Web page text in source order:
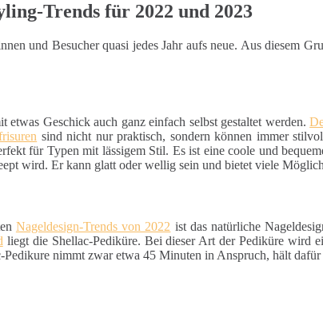
Trends für 2022 und 2023
und Besucher quasi jedes Jahr aufs neue. Aus diesem
Geschick auch ganz einfach selbst gestaltet werden.
sind nicht nur praktisch, sondern können immer
für Typen mit lässigem Stil. Es ist eine coole und
wird. Er kann glatt oder wellig sein und bietet viele
Nageldesign-Trends von 2022 ist das natürliche
liegt die Shellac-Pediküre. Bei dieser Art der Pediküre wird
nimmt zwar etwa 45 Minuten in Anspruch, hält